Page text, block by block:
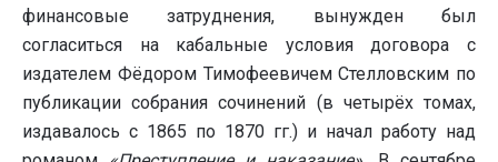
финансовые затруднения, вынужден был
согласиться на кабальные условия договора с
издателем Фёдором Тимофеевичем Стелловским по
публикации собрания сочинений (в четырёх томах,
издавалось с 1865 по 1870 гг.) и начал работу над